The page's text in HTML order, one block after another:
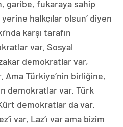
garibe, fukaraya sahip
halkçılar olsun’ diyen
karşı tarafın
var. Sosyal
demokratlar var,
Türkiye’nin birliğine,
demokratlar var. Türk
demokratlar da var.
var, Laz’ı var ama bizim